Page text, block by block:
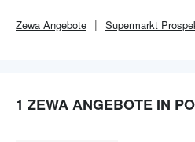
Zewa Angebote Supermarkt
1 ZEWA ANGEBOTE IN